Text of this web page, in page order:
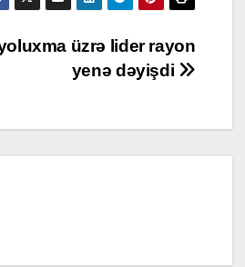
üzrə lider rayon
yenə dəyişdi